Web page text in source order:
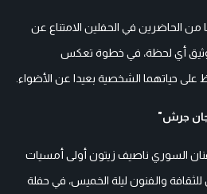
الحاضرين في الحفلين الامتناع عن
توثيق أي لحظة، في خطوة تعكس
حياتهما الشخصية بعيدا عن الأضواء.
جرش"
السوري ناصيف زيتون أولى أمسيات
جرش للثقافة والفنون ليلة الخميس، في حفلة